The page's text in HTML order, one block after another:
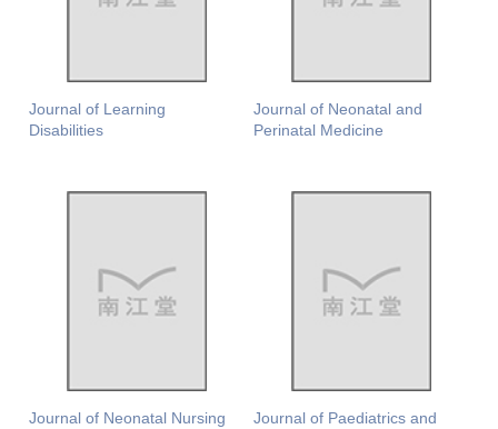
Journal of Learning
Disabilities
Journal of Neonatal and
Perinatal Medicine
Journal of Neonatal Nursing
Journal of Paediatrics and